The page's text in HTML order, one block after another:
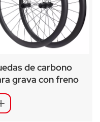
de carbono
grava con freno
disco para bicicleta
carretera SA-RD02